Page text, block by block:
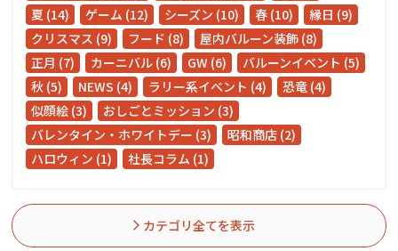
夏 (14)
ゲーム (12) シーズン (10) 春 (10)
縁日 (9)
クリスマス (9)
フード (8)
屋内バルーン装飾 (8)
正月 (7)
カーニバル (6) GW (6)
バルーンイベント (5)
秋 (5)
NEWS (4) ラリー系イベント (4)
恐竜 (4)
似顔絵 (3)
おしごとミッション (3)
バレンタイン・ホワイトデー (3)
昭和商店 (2)
ハロウィン (1)
社長コラム (1)
カテゴリ全てを表示